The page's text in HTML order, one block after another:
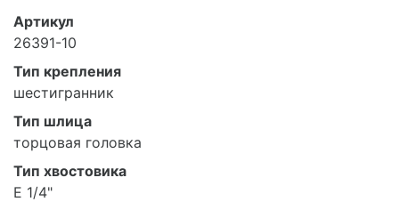
Артикул
26391-10
Тип крепления
шестигранник
Тип шлица
торцовая головка
Тип хвостовика
E 1/4"